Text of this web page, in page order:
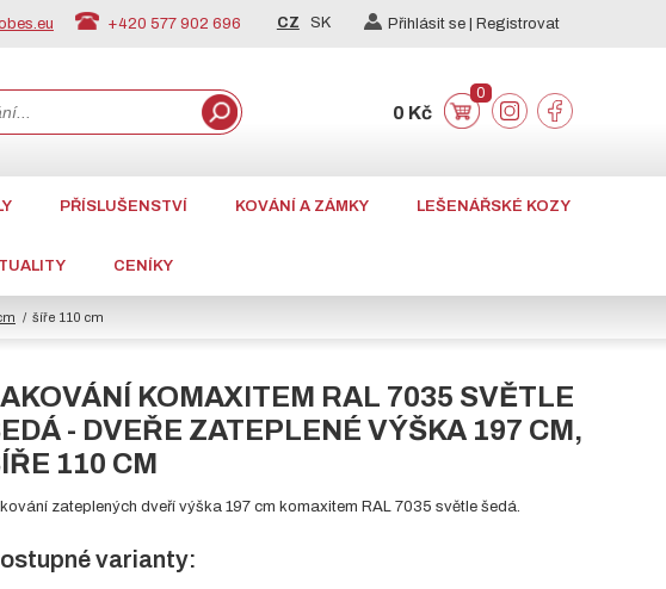
+420 577 902 696 CZ SK Přihlásit se | Registrovat
0 Kč
0
PŘÍSLUŠENSTVÍ KOVÁNÍ A ZÁMKY LEŠENÁŘSKÉ KOZY
CENÍKY
šíře 110 cm
KOMAXITEM RAL 7035 SVĚTLE
- DVEŘE ZATEPLENÉ VÝŠKA 197 CM,
110 CM
zateplených dveří výška 197 cm komaxitem RAL 7035 světle šedá.
varianty: